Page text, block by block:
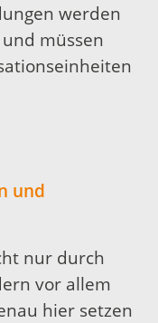
werden
müssen
und
nur durch
vor allem
hier setzen